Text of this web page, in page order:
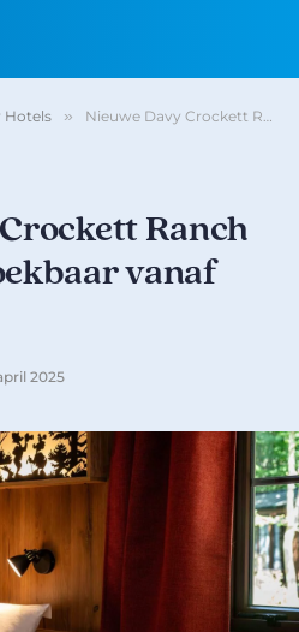
Hotels » Nieuwe Davy Crockett Ranch bungalows boekbaar vanaf zomer 2025
Ranch
vanaf
2025